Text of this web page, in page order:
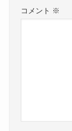
コメント ※